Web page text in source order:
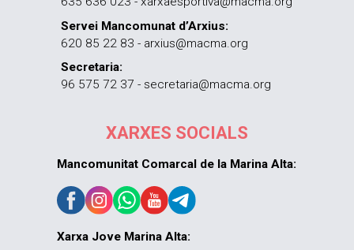
Servei Mancomunat d’Arxius:
620 85 22 83 - arxius@macma.org
Secretaria:
96 575 72 37 - secretaria@macma.org
XARXES SOCIALS
Mancomunitat Comarcal de la Marina Alta:
Xarxa Jove Marina Alta: